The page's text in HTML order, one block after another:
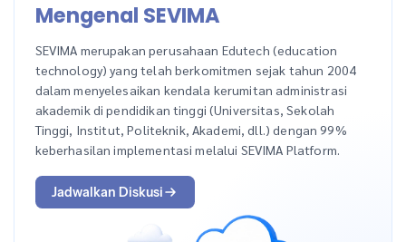
Mengenal SEVIMA
SEVIMA merupakan perusahaan Edutech (education
technology) yang telah berkomitmen sejak tahun 2004
dalam menyelesaikan kendala kerumitan administrasi
akademik di pendidikan tinggi (Universitas, Sekolah
Tinggi, Institut, Politeknik, Akademi, dll.) dengan 99%
keberhasilan implementasi melalui SEVIMA Platform.
Jadwalkan Diskusi